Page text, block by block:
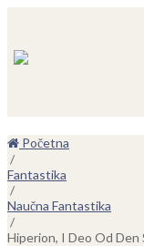
Početna
/
Fantastika
/
Naučna Fantastika
/
Hiperion, I Deo Od Den